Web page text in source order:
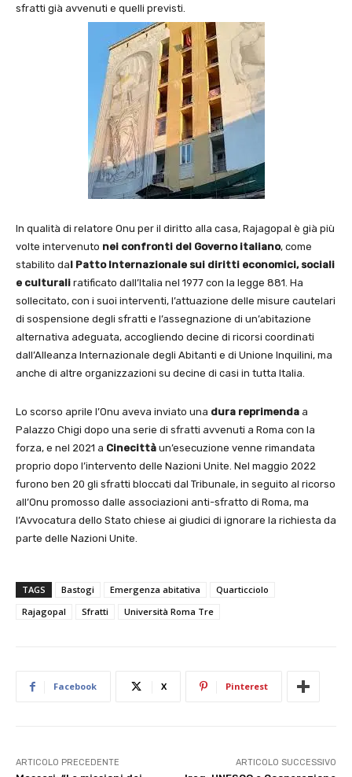
sfratti già avvenuti e quelli previsti.
In qualità di relatore Onu per il diritto alla casa, Rajagopal è già più
volte intervenuto nei confronti del Governo italiano, come
stabilito dal Patto Internazionale sui diritti economici, sociali
e culturali ratificato dall’Italia nel 1977 con la legge 881. Ha
sollecitato, con i suoi interventi, l’attuazione delle misure cautelari
di sospensione degli sfratti e l’assegnazione di un’abitazione
alternativa adeguata, accogliendo decine di ricorsi coordinati
dall’Alleanza Internazionale degli Abitanti e di Unione Inquilini, ma
anche di altre organizzazioni su decine di casi in tutta Italia.
Lo scorso aprile l’Onu aveva inviato una dura reprimenda a
Palazzo Chigi dopo una serie di sfratti avvenuti a Roma con la
forza, e nel 2021 a Cinecittà un’esecuzione venne rimandata
proprio dopo l’intervento delle Nazioni Unite. Nel maggio 2022
furono ben 20 gli sfratti bloccati dal Tribunale, in seguito al ricorso
all’Onu promosso dalle associazioni anti-sfratto di Roma, ma
l’Avvocatura dello Stato chiese ai giudici di ignorare la richiesta da
parte delle Nazioni Unite.
TAGS Bastogi Emergenza abitativa
Quarticciolo
Rajagopal
Sfratti Università Roma Tre
Facebook X Pinterest
ARTICOLO PRECEDENTE ARTICOLO SUCCESSIVO